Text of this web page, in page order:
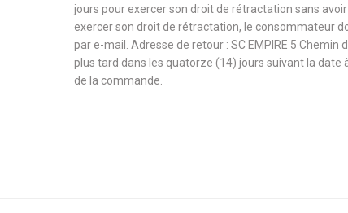
jours pour exercer son droit de rétractation sans
exercer son droit de rétractation, le consommateur
par e-mail. Adresse de retour : SC EMPIRE 5
plus tard dans les quatorze (14) jours suivant la
de la commande.